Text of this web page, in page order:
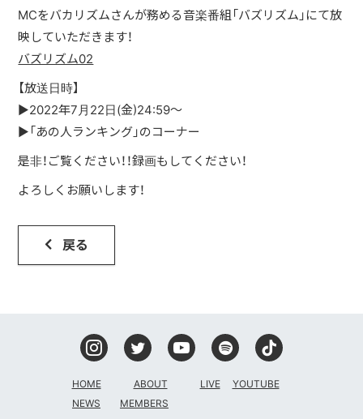
LIVE
CONTACT
FANLETTER
MCをバカリズムさんが務める音楽番組「バズリズム」にて放
映していただきます！
バズリズム02
【放送日時】
▶︎2022年7月22日(金)24:59〜
▶︎「あの人ランキング」のコーナー
是非！ご覧ください！！録画もしてください！
よろしくお願いします！
戻る
HOME
NEWS
ABOUT
MEMBERS
LIVE YOUTUBE